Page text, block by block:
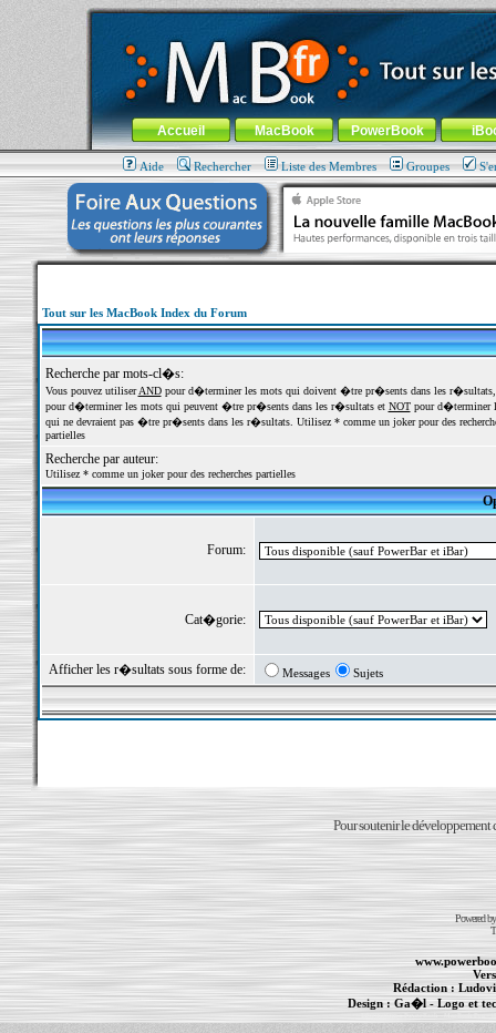
MacBook-fr.com : 100% Apple... 100% nomade !
Aller au contenu-Aller au menu général-Aller au menu de
Menu général
Accueil MacBook PowerBook
Aide Rechercher Liste des Membres Groupes
Tout sur les MacBook Index du Forum
Recherche par mots-cl�s:
Vous pouvez utiliserANDpour d�terminer les mots qui doivent �tre pr�sents dans les
pour d�terminer les mots qui peuvent �tre pr�sents dans les r�sultats et NOTpour d�terminer
qui ne devraient pas �tre pr�sents dans les r�sultats. Utilisez * comme un joker pour des
partielles
Recherche par auteur:
Utilisez * comme un joker pour des recherches partielles
Forum:
Cat�gorie:
Afficher les r�sultats sous forme de: Messages Sujets
Pour soutenir le développement
Powered
Rédaction :
Design : Ga�l- Logo et